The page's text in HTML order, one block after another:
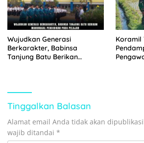
Wujudkan Generasi
Berkarakter, Babinsa
Tanjung Batu Berikan
Koramil
Tinggalkan Balasan
Alamat email Anda tidak akan
wajib ditandai *